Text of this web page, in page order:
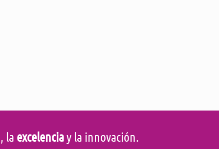
, la excelenciay la innovación.